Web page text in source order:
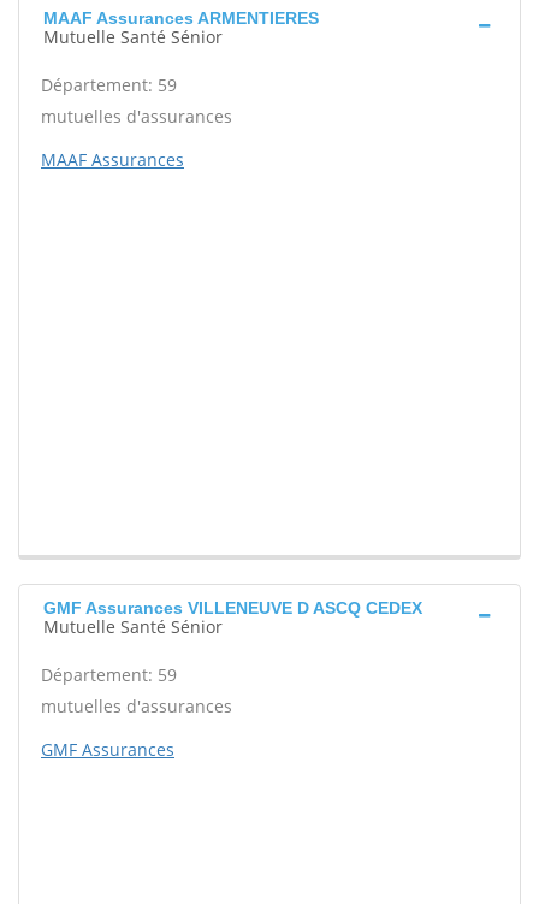
MAAF Assurances ARMENTIERES
Mutuelle Santé Sénior
Département: 59
mutuelles d'assurances
MAAF Assurances
GMF Assurances VILLENEUVE D ASCQ CEDEX
Mutuelle Santé Sénior
Département: 59
mutuelles d'assurances
GMF Assurances